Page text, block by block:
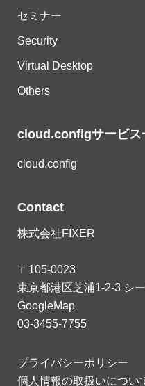
セミナー
Security
Virtual Desktop
Others
cloud.configサービス
cloud.config
Contact
株式会社FIXER
〒105-0023
東京都港区芝浦1-2-3 シ
GoogleMap
03-3455-7755
プライバシーポリシー
個人情報の取扱いについ